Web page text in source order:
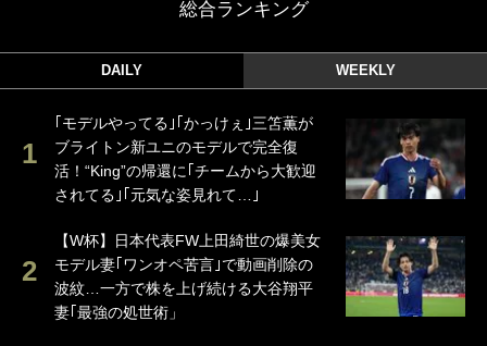
総合ランキング
DAILY WEEKLY
｢モデルやってる｣｢かっけぇ｣三笘薫が
ブライトン新ユニのモデルで完全復
活！“King”の帰還に｢チームから大歓迎
されてる｣｢元気な姿見れて…｣
【W杯】日本代表FW上田綺世の爆美女
モデル妻｢ワンオペ苦言｣で動画削除の
波紋…一方で株を上げ続ける大谷翔平
妻｢最強の処世術」